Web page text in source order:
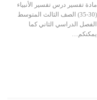
مادة تفسير درس تفسير الأنبياء
(30-35) الصف الثالث المتوسط
الفصل الدراسي الثاني كما
يمكنكم…